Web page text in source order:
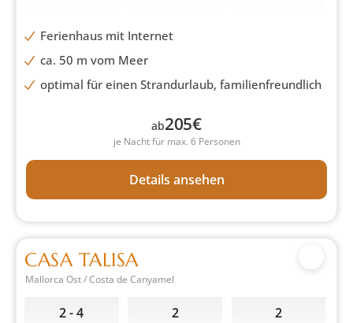
Ferienhaus mit Internet
ca. 50 m vom Meer
optimal für einen Strandurlaub, familienfreundlich
ab205€
je Nacht für max. 6 Personen
Details ansehen
CASA TALISA
Mallorca Ost / Costa de Canyamel
2 - 4 2 2